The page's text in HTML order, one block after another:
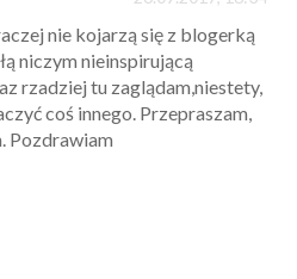
nie kojarzą się z blogerką
niczym nieinspirującą
rzadziej tu zaglądam,niestety,
coś innego. Przepraszam,
Pozdrawiam